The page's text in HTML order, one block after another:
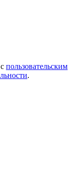
пользовательским
.